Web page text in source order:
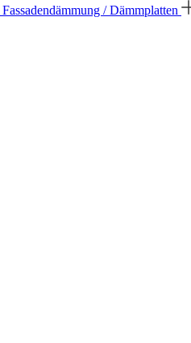
Fassadendämmung / Dämmplatten